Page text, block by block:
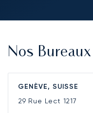
Nos Bureaux
GENÈVE, SUISSE
29 Rue Lect 1217